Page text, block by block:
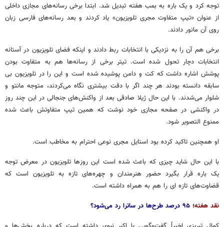
توجه کرد و یک باره به بمب هفته تبدیل شد. ابتدا برخی رسانه‌های مجازی داخلی
از عنوان «تیپ متفاوت مجری تلویزیون» یاد کردند و بعد رسانه‌های فارسی زبان
روی آن مانور دادند.
برخی هم آن را به نزدیکی با انتخابات ربط دادند و اینکه فضای تلویزیون در آستانه
انتخابات دچار تحول شده است. تیتر برخی از رسانه‌ها هم به متفاوت بودن
پوشش اشاره داشت که کت و دامن پوشیده شده است و این را در تلویزیون بی
سابقه دانسته بودند هر چند اگر با دقت بیشتری نگاه می‌کردند، متوجه مانتو و
شلوار می‌شدند. با این حال ژیلا صادقی بعد از واکنش‌های جنجالی در این چند روز
در واکنشی در صفحه مجازی خود نوشت که همین تیپ متفاوتش باعث شده
ممنوع التصویر شود.
او همچنین تاکید کرده بود استایل مجری نوعی احترام به مخاطب است.
با این حال شاید چیزی که باعث شده است این روزها تلویزیون در معرض توجه
یک باره قرار بگیرد حضور هنرمندان و چهره‌های تازه به تلویزیون است که
قضاوت‌های تازه ای را هم به همراه داشته است.
نقد هفته؛